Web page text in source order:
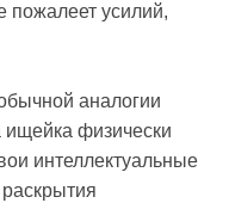
пожалеет усилий,
аналогии
физически
интеллектуальные